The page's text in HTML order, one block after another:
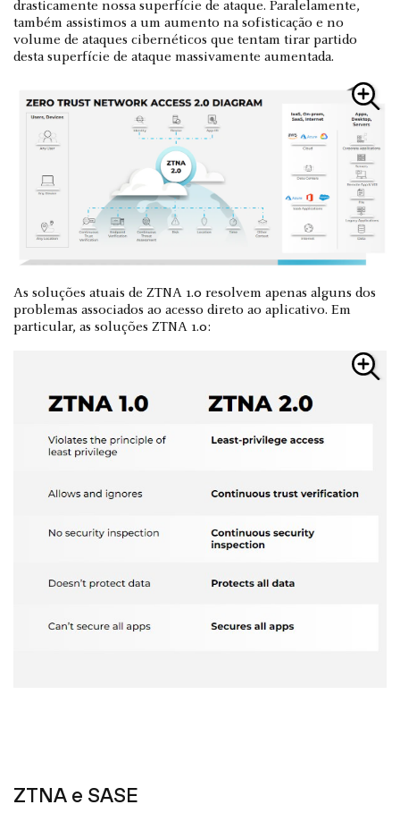
drasticamente nossa superfície de ataque. Paralelamente,
também assistimos a um aumento na sofisticação e no
volume de ataques cibernéticos que tentam tirar partido
desta superfície de ataque massivamente aumentada.
As soluções atuais de ZTNA 1.0 resolvem apenas alguns dos
problemas associados ao acesso direto ao aplicativo. Em
particular, as soluções ZTNA 1.0:
ZTNA e SASE